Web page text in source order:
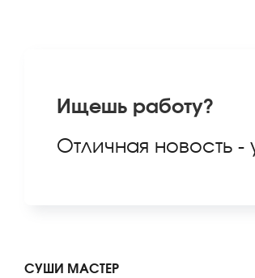
Ищешь работу?
Отличная новость
СУШИ МАСТЕР